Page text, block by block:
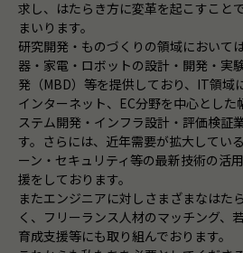
求し、はたらき方に変革を起こすこと
まいります。
研究開発・ものづくりの領域において
器・家電・ロボットの設計・開発・実
発（MBD）等を提供しており、IT領域
インターネット、EC分野を中心とし
ステム開発・インフラ設計・評価検証
す。さらには、近年需要が拡大してい
ーン・セキュリティ等の最新技術の活
援をしております。
またエンジニアに対しさまざまなはた
く、フリーランス人材のマッチング、
育成支援等にも取り組んでおります。